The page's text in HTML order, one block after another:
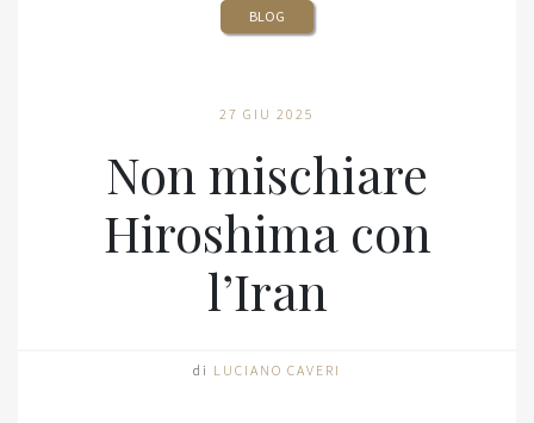
BLOG
27 GIU 2025
Non mischiare
Hiroshima con
l’Iran
di LUCIANO CAVERI